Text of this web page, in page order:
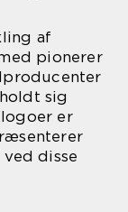
af
pionerer
sig
er
disse